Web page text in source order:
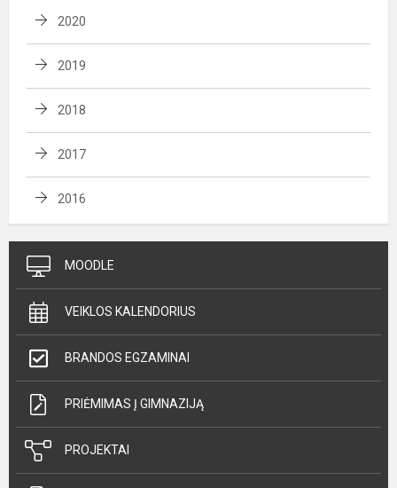
2020
2019
2018
2017
2016
MOODLE
VEIKLOS KALENDORIUS
BRANDOS EGZAMINAI
PRIĖMIMAS Į GIMNAZIJĄ
PROJEKTAI